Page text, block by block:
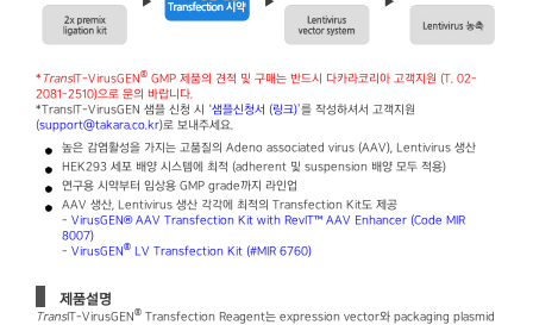
*TransIT-VirusGEN® GMP 제품의 견적 및 구매는 반드시 다카라코리아 고객지원 (T. 02-
2081-2510)으로 문의 바랍니다.
*TransIT-VirusGEN 샘플 신청 시 ‘샘플신청서 (링크)’를 작성하셔서 고객지원
(support@takara.co.kr)로 보내주세요.
높은 감염활성을 가지는 고품질의 Adeno associated virus (AAV), Lentivirus 생산
HEK293 세포 배양 시스템에 최적 (adherent 및 suspension 배양 모두 적용)
연구용 시약부터 임상용 GMP grade까지 라인업
AAV 생산, Lentivirus 생산 각각에 최적의 Transfection Kit도 제공
- VirusGEN® AAV Transfection Kit with RevIT™ AAV Enhancer (Code MIR
8007)
- VirusGEN® LV Transfection Kit (#MIR 6760)
제품설명
TransIT-VirusGEN® Transfection Reagent는 expression vector와 packaging plasmid